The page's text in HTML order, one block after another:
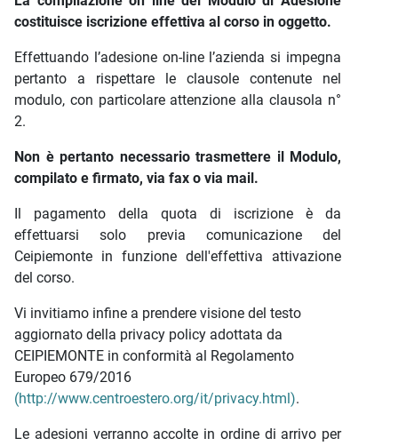
costituisce iscrizione effettiva al corso in oggetto.
Effettuando l’adesione on-line l’azienda si impegna
pertanto a rispettare le clausole contenute nel
modulo, con particolare attenzione alla clausola n°
2.
Non è pertanto necessario trasmettere il Modulo,
compilato e firmato, via fax o via mail.
Il pagamento della quota di iscrizione è da
effettuarsi solo previa comunicazione del
Ceipiemonte in funzione dell'effettiva attivazione
del corso.
Vi invitiamo infine a prendere visione del testo
aggiornato della privacy policy adottata da
CEIPIEMONTE in conformità al Regolamento
Europeo 679/2016
(http://www.centroestero.org/it/privacy.html).
Le adesioni verranno accolte in ordine di arrivo per